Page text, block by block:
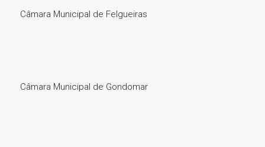
Câmara Municipal de Felgueiras
Câmara Municipal de Gondomar